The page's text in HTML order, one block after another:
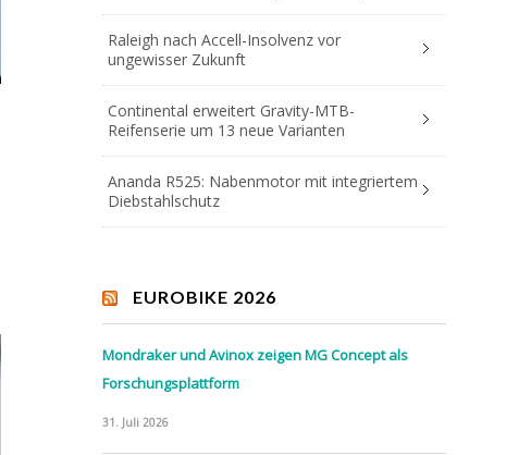
Raleigh nach Accell-Insolvenz vor
ungewisser Zukunft
Continental erweitert Gravity-MTB-
Reifenserie um 13 neue Varianten
Ananda R525: Nabenmotor mit integriertem
Diebstahlschutz
EUROBIKE 2026
Mondraker und Avinox zeigen MG Concept als
Forschungsplattform
31. Juli 2026